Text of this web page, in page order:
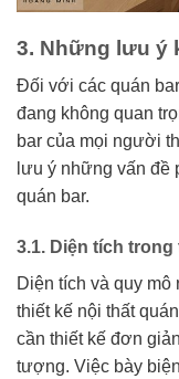
3. Những lưu ý
Đối với các quán
đang không quan
bar của mọi người
lưu ý những vấn đề
quán bar.
3.1. Diện tích
Diện tích và quy
thiết kế nội thất
cần thiết kế đơn
tượng. Việc bày